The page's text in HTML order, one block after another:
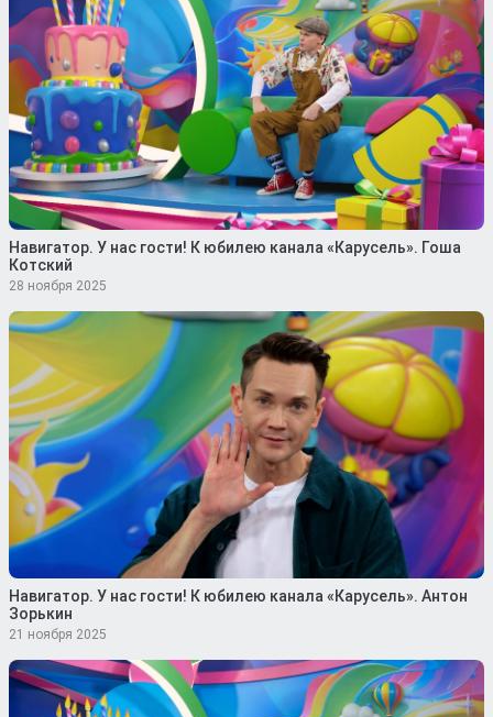
Навигатор. У нас гости! К юбилею канала «Карусель». Гоша
Котский
28 ноября 2025
Навигатор. У нас гости! К юбилею канала «Карусель». Антон
Зорькин
21 ноября 2025